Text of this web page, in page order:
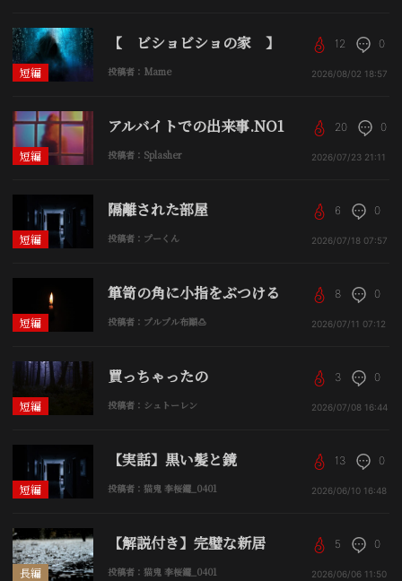
短編
【 ビショビショの家 】
投稿者：Mame
12 0
2026/08/02 18:57
短編
アルバイトでの出来事.NO1
投稿者：Splasher
20 0
2026/07/23 21:11
短編
隔離された部屋
投稿者：プーくん
6 0
2026/07/18 07:57
短編
箪笥の角に小指をぶつける
投稿者：プルプル布顚🍮
8 0
2026/07/11 07:12
短編
買っちゃったの
投稿者：シュトーレン
3 0
2026/07/08 16:44
短編
【実話】黒い髪と鏡
投稿者：猫鬼 李桜鑼_0401
13 0
2026/06/10 16:48
長編
【解説付き】完璧な新居
投稿者：猫鬼 李桜鑼_0401
5 0
2026/06/06 11:50